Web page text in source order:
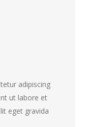
adipiscing
ut labore et
eget gravida